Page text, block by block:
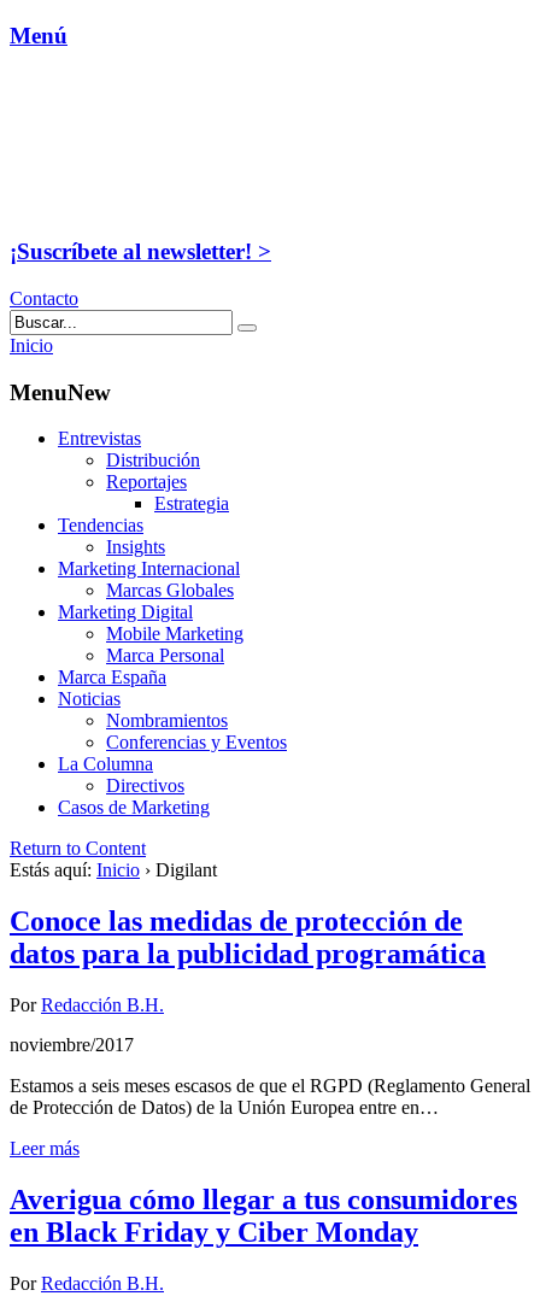
Menú
¡Suscríbete al newsletter! >
Contacto
Inicio
MenuNew
Entrevistas
Distribución
Reportajes
Estrategia
Tendencias
Insights
Marketing Internacional
Marcas Globales
Marketing Digital
Mobile Marketing
Marca Personal
Marca España
Noticias
Nombramientos
Conferencias y Eventos
La Columna
Directivos
Casos de Marketing
Return to Content
Estás aquí: Inicio › Digilant
Conoce las medidas de protección de
datos para la publicidad programática
PorRedacción B.H.
noviembre/2017
Estamos a seis meses escasos de que el RGPD (Reglamento General
de Protección de Datos) de la Unión Europea entre en…
Leer más
Averigua cómo llegar a tus consumidores
en Black Friday y Ciber Monday
PorRedacción B.H.